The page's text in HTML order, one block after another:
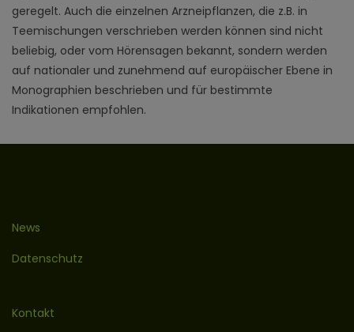
geregelt. Auch die einzelnen Arzneipflanzen, die z.B. in
Teemischungen verschrieben werden können sind nicht
beliebig, oder vom Hörensagen bekannt, sondern werden
auf nationaler und zunehmend auf europäischer Ebene in
Monographien beschrieben und für bestimmte
Indikationen empfohlen.
News
Datenschutz
Kontakt